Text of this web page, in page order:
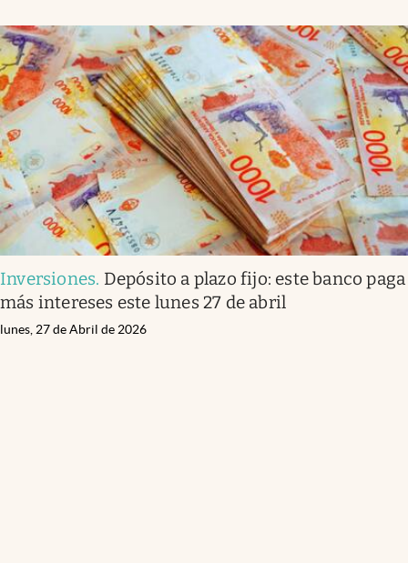
Inversiones. Depósito a plazo fijo: este banco paga
más intereses este lunes 27 de abril
lunes, 27 de Abril de 2026